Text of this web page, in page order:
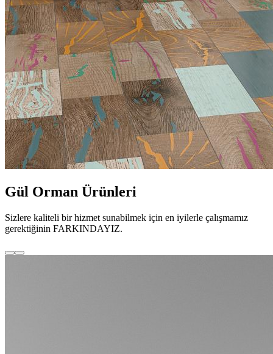
Gül Orman Ürünleri
Sizlere kaliteli bir hizmet sunabilmek için en iyilerle çalışmamız
gerektiğinin FARKINDAYIZ.